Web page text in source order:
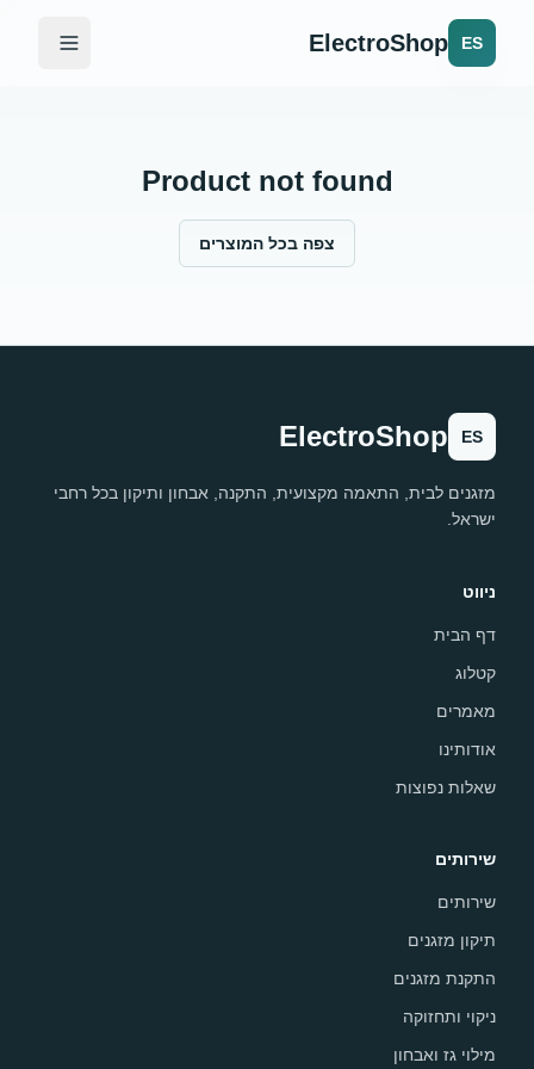
ES
ElectroShop
Product not found
צפה בכל המוצרים
ES
ElectroShop
מזגנים לבית, התאמה מקצועית, התקנה, אבחון ותיקון בכל רחבי
ישראל.
ניווט
דף הבית
קטלוג
מאמרים
אודותינו
שאלות נפוצות
שירותים
שירותים
תיקון מזגנים
התקנת מזגנים
ניקוי ותחזוקה
מילוי גז ואבחון